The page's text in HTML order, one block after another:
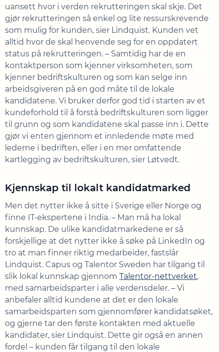
uansett hvor i verden rekrutteringen skal skje. Det
gjør rekrutteringen så enkel og lite ressurskrevende
som mulig for kunden, sier Lindquist. Kunden vet
alltid hvor de skal henvende seg for en oppdatert
status på rekrutteringen. – Samtidig har de en
kontaktperson som kjenner virksomheten, som
kjenner bedriftskulturen og som kan selge inn
arbeidsgiveren på en god måte til de lokale
kandidatene. Vi bruker derfor god tid i starten av et
kundeforhold til å forstå bedriftskulturen som ligger
til grunn og som kandidatene skal passe inn i. Dette
gjør vi enten gjennom et innledende møte med
lederne i bedriften, eller i en mer omfattende
kartlegging av bedriftskulturen, sier Løtvedt.
Kjennskap til lokalt kandidatmarked
Men det nytter ikke å sitte i Sverige eller Norge og
finne IT-ekspertene i India. – Man må ha lokal
kunnskap. De ulike kandidatmarkedene er så
forskjellige at det nytter ikke å søke på LinkedIn og
tro at man finner riktig medarbeider, fastslår
Lindquist. Capus og Talentor Sweden har tilgang til
slik lokal kunnskap gjennom Talentor-nettverket,
med samarbeidsparter i alle verdensdeler. – Vi
anbefaler alltid kundene at det er den lokale
samarbeidsparten som gjennomfører kandidatsøket,
og gjerne tar den første kontakten med aktuelle
kandidater, sier Lindquist. Dette gir også en annen
fordel – kunden får tilgang til den lokale